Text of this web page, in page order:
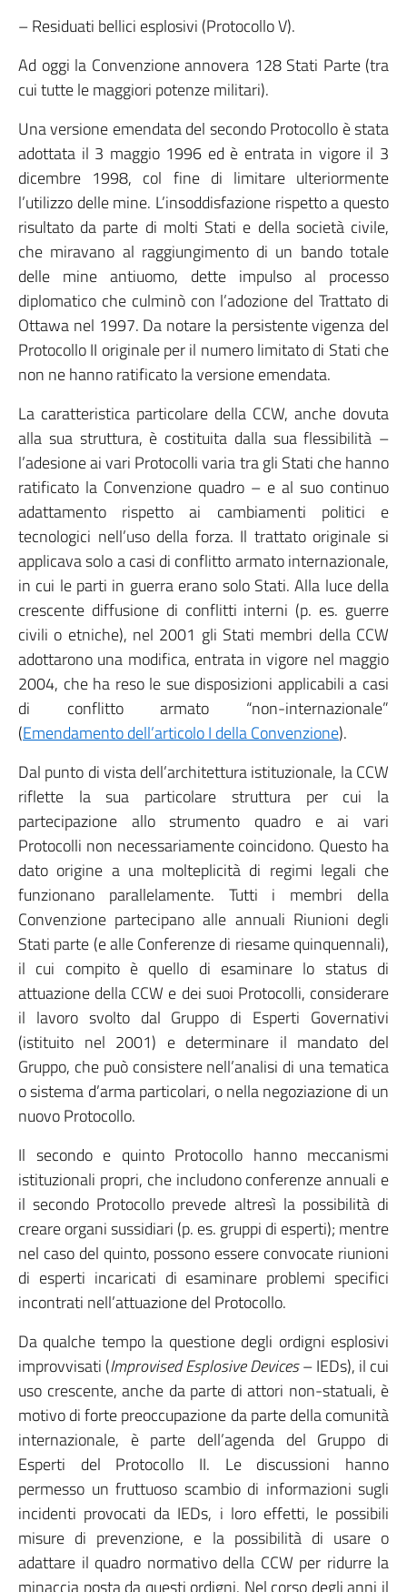
– Residuati bellici esplosivi (Protocollo V).
Ad oggi la Convenzione annovera 128 Stati Parte (tra
cui tutte le maggiori potenze militari).
Una versione emendata del secondo Protocollo è stata
adottata il 3 maggio 1996 ed è entrata in vigore il 3
dicembre 1998, col fine di limitare ulteriormente
l’utilizzo delle mine. L’insoddisfazione rispetto a questo
risultato da parte di molti Stati e della società civile,
che miravano al raggiungimento di un bando totale
delle mine antiuomo, dette impulso al processo
diplomatico che culminò con l’adozione del Trattato di
Ottawa nel 1997. Da notare la persistente vigenza del
Protocollo II originale per il numero limitato di Stati che
non ne hanno ratificato la versione emendata.
La caratteristica particolare della CCW, anche dovuta
alla sua struttura, è costituita dalla sua flessibilità –
l’adesione ai vari Protocolli varia tra gli Stati che hanno
ratificato la Convenzione quadro – e al suo continuo
adattamento rispetto ai cambiamenti politici e
tecnologici nell’uso della forza. Il trattato originale si
applicava solo a casi di conflitto armato internazionale,
in cui le parti in guerra erano solo Stati. Alla luce della
crescente diffusione di conflitti interni (p. es. guerre
civili o etniche), nel 2001 gli Stati membri della CCW
adottarono una modifica, entrata in vigore nel maggio
2004, che ha reso le sue disposizioni applicabili a casi
di conflitto armato “non-internazionale”
(Emendamento dell’articolo I della Convenzione).
Dal punto di vista dell’architettura istituzionale, la CCW
riflette la sua particolare struttura per cui la
partecipazione allo strumento quadro e ai vari
Protocolli non necessariamente coincidono. Questo ha
dato origine a una molteplicità di regimi legali che
funzionano parallelamente. Tutti i membri della
Convenzione partecipano alle annuali Riunioni degli
Stati parte (e alle Conferenze di riesame quinquennali),
il cui compito è quello di esaminare lo status di
attuazione della CCW e dei suoi Protocolli, considerare
il lavoro svolto dal Gruppo di Esperti Governativi
(istituito nel 2001) e determinare il mandato del
Gruppo, che può consistere nell’analisi di una tematica
o sistema d’arma particolari, o nella negoziazione di un
nuovo Protocollo.
Il secondo e quinto Protocollo hanno meccanismi
istituzionali propri, che includono conferenze annuali e
il secondo Protocollo prevede altresì la possibilità di
creare organi sussidiari (p. es. gruppi di esperti); mentre
nel caso del quinto, possono essere convocate riunioni
di esperti incaricati di esaminare problemi specifici
incontrati nell’attuazione del Protocollo.
Da qualche tempo la questione degli ordigni esplosivi
improvvisati (Improvised Esplosive Devices– IEDs), il cui
uso crescente, anche da parte di attori non-statuali, è
motivo di forte preoccupazione da parte della comunità
internazionale, è parte dell’agenda del Gruppo di
Esperti del Protocollo II. Le discussioni hanno
permesso un fruttuoso scambio di informazioni sugli
incidenti provocati da IEDs, i loro effetti, le possibili
misure di prevenzione, e la possibilità di usare o
adattare il quadro normativo della CCW per ridurre la
minaccia posta da questi ordigni. Nel corso degli anni il